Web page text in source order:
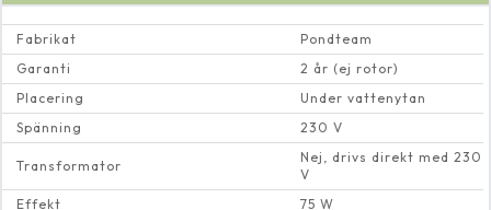
Fabrikat
Pondteam
Garanti
2 år (ej rotor)
Placering
Under vattenytan
Spänning
230 V
Transformator
Nej, drivs direkt med 230
V
Effekt
75 W